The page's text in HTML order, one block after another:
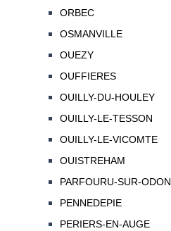
ORBEC
OSMANVILLE
OUEZY
OUFFIERES
OUILLY-DU-HOULEY
OUILLY-LE-TESSON
OUILLY-LE-VICOMTE
OUISTREHAM
PARFOURU-SUR-ODON
PENNEDEPIE
PERIERS-EN-AUGE